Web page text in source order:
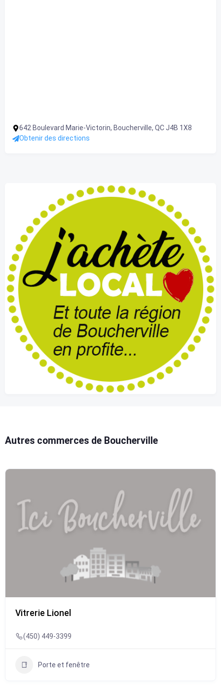
642 Boulevard Marie-Victorin, Boucherville, QC J4B 1X8
Obtenir des directions
Autres commerces de Boucherville
Vitrerie Lionel
(450) 449-3399
Porte et fenêtre